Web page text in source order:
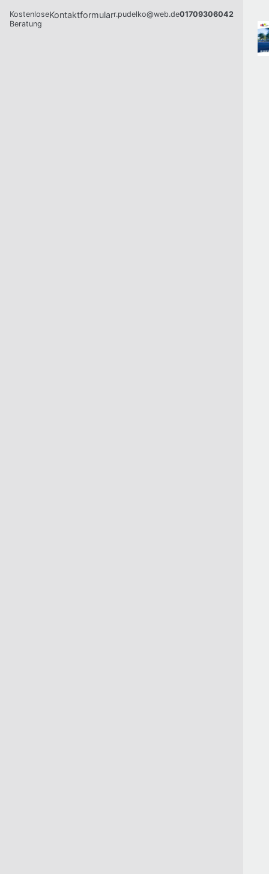
Kostenlose
Beratung
Kontaktformularr.pudelko@web.de01709306042